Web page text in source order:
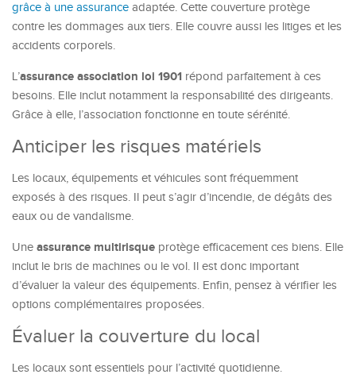
grâce à une assurance adaptée. Cette couverture protège
contre les dommages aux tiers. Elle couvre aussi les litiges et les
accidents corporels.
L’assurance association loi 1901 répond parfaitement à ces
besoins. Elle inclut notamment la responsabilité des dirigeants.
Grâce à elle, l’association fonctionne en toute sérénité.
Anticiper les risques matériels
Les locaux, équipements et véhicules sont fréquemment
exposés à des risques. Il peut s’agir d’incendie, de dégâts des
eaux ou de vandalisme.
Une assurance multirisque protège efficacement ces biens. Elle
inclut le bris de machines ou le vol. Il est donc important
d’évaluer la valeur des équipements. Enfin, pensez à vérifier les
options complémentaires proposées.
Évaluer la couverture du local
Les locaux sont essentiels pour l’activité quotidienne.